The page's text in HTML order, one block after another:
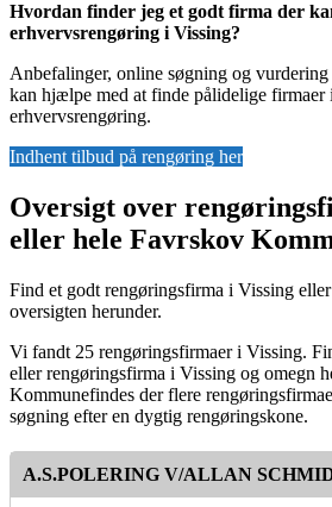
Hvordan finder jeg et godt firma der
erhvervsrengøring i Vissing?
Anbefalinger, online søgning og
kan hjælpe med at finde pålidelige
erhvervsrengøring.
Indhent tilbud på rengøring her
Oversigt over
eller hele Favrskov
Find et godt rengøringsfirma i Vissing
oversigten herunder.
Vi fandt 25 rengøringsfirmaer i Vissing.
eller rengøringsfirma i Vissing og omegn
Kommunefindes der flere
søgning efter en dygtig rengøringskone.
A.S.POLERING V/ALLAN